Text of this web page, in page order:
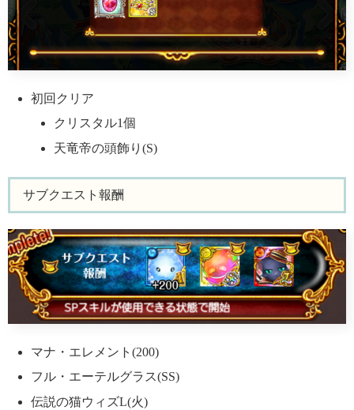
初回クリア
クリスタル1個
天竜帝の頭飾り(S)
サブクエスト報酬
マナ・エレメント(200)
フル・エーテルグラス(SS)
伝説の猫ウィズL(火)